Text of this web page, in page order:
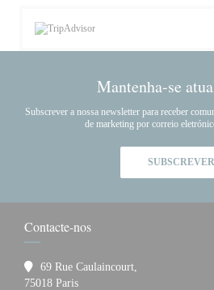
Mantenha-se
Subscrever a nossa newsletter para receber
de marketing por correio
SUBSCREVER
Contacte-nos
69 Rue Caulaincourt,
75018 Paris((abre numa nova janela))